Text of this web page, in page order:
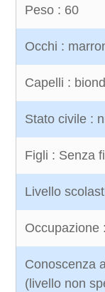
Peso : 60
Occhi :
Capelli :
Stato civile :
Figli : Senza
Livello
Occupazione
Conoscenza
(livello non